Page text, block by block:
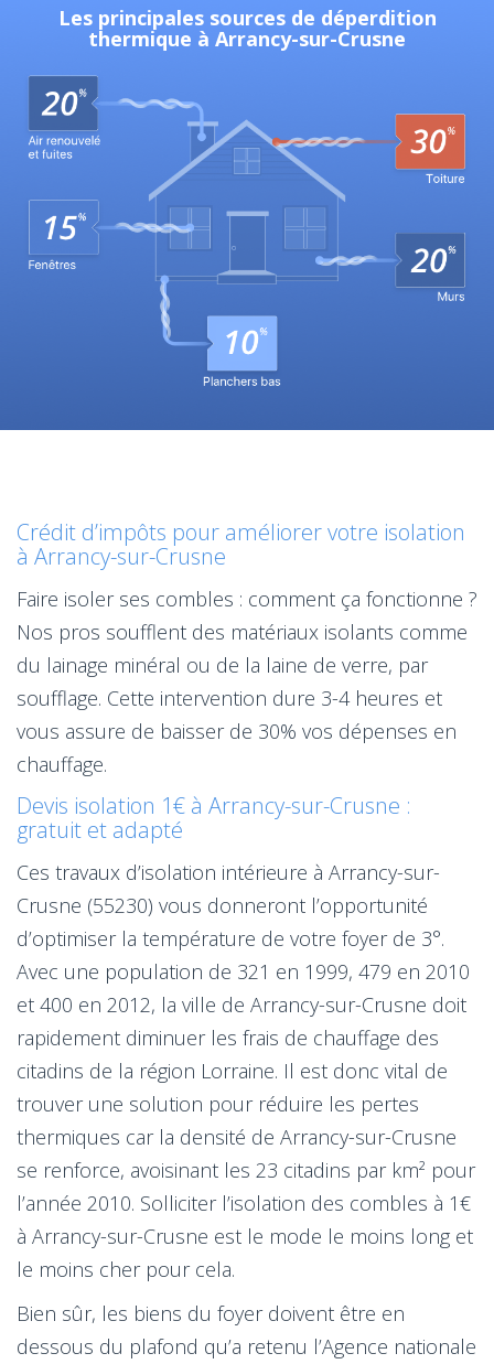
Les principales sources de déperdition
thermique à Arrancy-sur-Crusne
Crédit d’impôts pour améliorer votre isolation
à Arrancy-sur-Crusne
Faire isoler ses combles : comment ça fonctionne ?
Nos pros soufflent des matériaux isolants comme
du lainage minéral ou de la laine de verre, par
soufflage. Cette intervention dure 3-4 heures et
vous assure de baisser de 30% vos dépenses en
chauffage.
Devis isolation 1€ à Arrancy-sur-Crusne :
gratuit et adapté
Ces travaux d’isolation intérieure à Arrancy-sur-
Crusne (55230) vous donneront l’opportunité
d’optimiser la température de votre foyer de 3°.
Avec une population de 321 en 1999, 479 en 2010
et 400 en 2012, la ville de Arrancy-sur-Crusne doit
rapidement diminuer les frais de chauffage des
citadins de la région Lorraine. Il est donc vital de
trouver une solution pour réduire les pertes
thermiques car la densité de Arrancy-sur-Crusne
se renforce, avoisinant les 23 citadins par km² pour
l’année 2010. Solliciter l’isolation des combles à 1€
à Arrancy-sur-Crusne est le mode le moins long et
le moins cher pour cela.
Bien sûr, les biens du foyer doivent être en
dessous du plafond qu’a retenu l’Agence nationale